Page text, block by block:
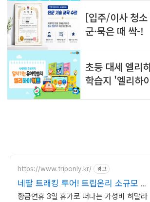
https://www.triponly.kr/ 광고
네팔 트래킹 투어! 트립온리 소규모 프
라이빗 트레킹!
황금연휴 3일 휴가로 떠나는 가성비 히말라